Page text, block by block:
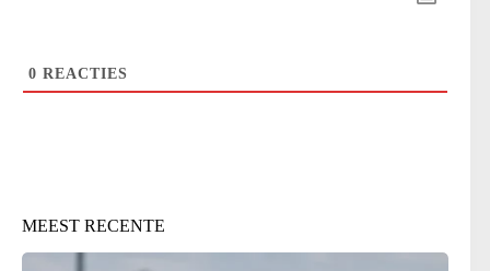
0 REACTIES
MEEST RECENTE